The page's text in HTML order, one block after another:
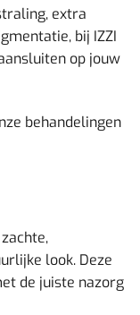
extra
bij IZZI
op jouw
behandelingen
look. Deze
de juiste nazorg